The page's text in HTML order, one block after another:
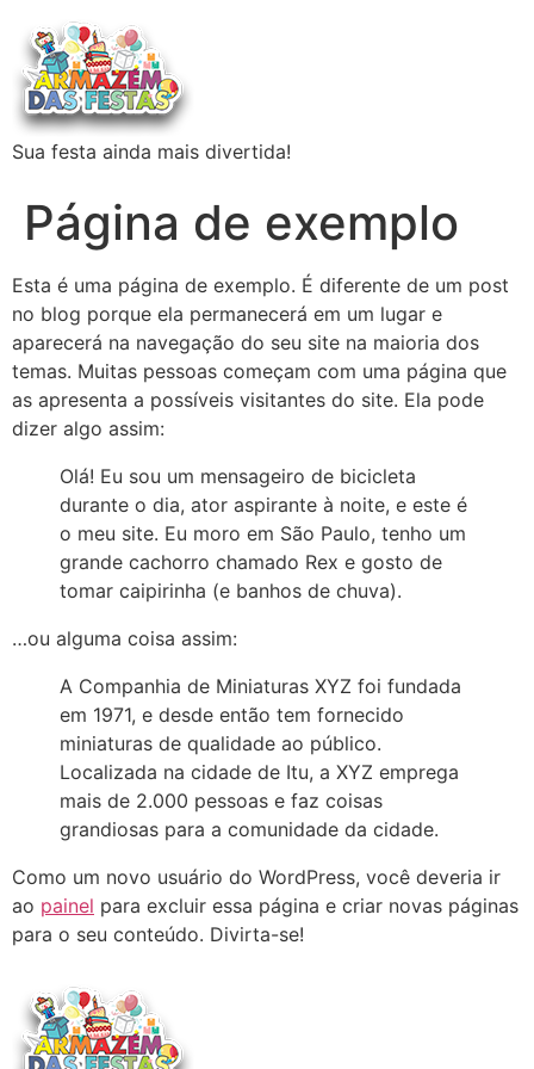
Sua festa ainda mais divertida!
Página de exemplo
Esta é uma página de exemplo. É diferente de um post
no blog porque ela permanecerá em um lugar e
aparecerá na navegação do seu site na maioria dos
temas. Muitas pessoas começam com uma página que
as apresenta a possíveis visitantes do site. Ela pode
dizer algo assim:
Olá! Eu sou um mensageiro de bicicleta
durante o dia, ator aspirante à noite, e este é
o meu site. Eu moro em São Paulo, tenho um
grande cachorro chamado Rex e gosto de
tomar caipirinha (e banhos de chuva).
…ou alguma coisa assim:
A Companhia de Miniaturas XYZ foi fundada
em 1971, e desde então tem fornecido
miniaturas de qualidade ao público.
Localizada na cidade de Itu, a XYZ emprega
mais de 2.000 pessoas e faz coisas
grandiosas para a comunidade da cidade.
Como um novo usuário do WordPress, você deveria ir
ao painel para excluir essa página e criar novas páginas
para o seu conteúdo. Divirta-se!